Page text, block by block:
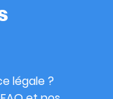
légale ?